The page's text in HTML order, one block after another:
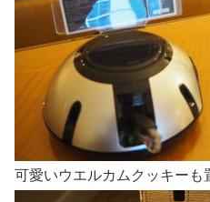
可愛いウエルカムクッキーも